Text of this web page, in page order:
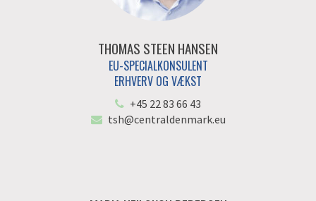
THOMAS STEEN HANSEN
EU-SPECIALKONSULENT
ERHVERV OG VÆKST
+45 22 83 66 43
tsh@centraldenmark.eu